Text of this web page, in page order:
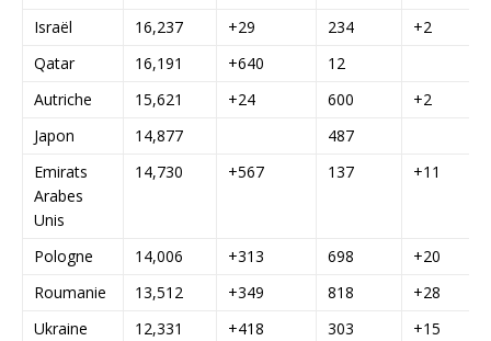
Israël
16,237 +29 234
+2
Qatar
16,191 +640
12
Autriche
15,621 +24 600
+2
Japon
14,877
487
Emirats
Arabes
Unis
14,730 +567 137 +11
Pologne 14,006 +313 698
+20
Roumanie
13,512 +349 818
+28
Ukraine
12,331 +418 303
+15